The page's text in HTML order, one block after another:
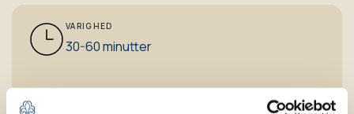
VARIGHED
30-60 minutter